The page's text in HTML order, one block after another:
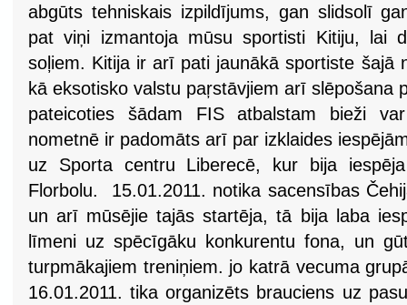
abgūts tehniskais izpildījums, gan slidsolī
pat viņi izmantoja mūsu sportisti Kitiju, lai
soļiem. Kitija ir arī pati jaunākā sportiste šajā
kā eksotisko valstu paŗstāvjiem arī slēpošana
pateicoties šādam FIS atbalstam bieži
nometnē ir padomāts arī par izklaides
uz Sporta centru Liberecē, kur bija
Florbolu. 15.01.2011. notika sacensības
un arī mūsējie tajās startēja, tā bija laba
līmeni uz spēcīgāku konkurentu fona, un
turpmākajiem treniņiem. jo katrā vecuma
16.01.2011. tika organizēts brauciens uz